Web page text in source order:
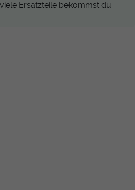
Ersatzteile bekommst du